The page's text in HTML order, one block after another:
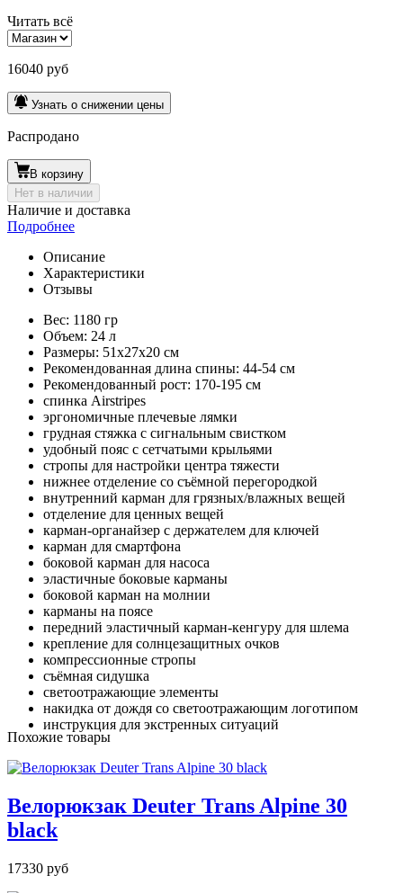
Читать всё
16040 руб
Узнать о снижении цены
Распродано
В корзину
Нет в наличии
Наличие и доставка
Подробнее
Описание
Характеристики
Отзывы
Вес: 1180 гр
Объем: 24 л
Размеры: 51х27х20 см
Рекомендованная длина спины: 44-54 см
Рекомендованный рост: 170-195 см
спинка Airstripes
эргономичные плечевые лямки
грудная стяжка с сигнальным свистком
удобный пояс с сетчатыми крыльями
стропы для настройки центра тяжести
нижнее отделение со съёмной перегородкой
внутренний карман для грязных/влажных вещей
отделение для ценных вещей
карман-органайзер с держателем для ключей
карман для смартфона
боковой карман для насоса
эластичные боковые карманы
боковой карман на молнии
карманы на поясе
передний эластичный карман-кенгуру для шлема
крепление для солнцезащитных очков
компрессионные стропы
съёмная сидушка
светоотражающие элементы
накидка от дождя со светоотражающим логотипом
инструкция для экстренных ситуаций
Похожие товары
Велорюкзак Deuter Trans Alpine 30
black
17330 руб